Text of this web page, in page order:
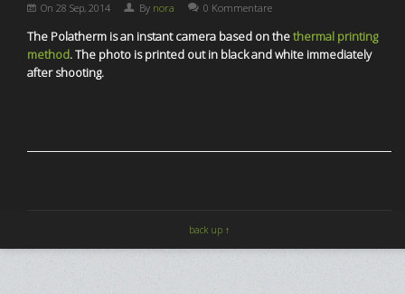
On 28 Sep, 2014 By nora 0 Kommentare
The Polatherm is an instant camera based on thethermal printing
method. The photo is printed out in black and white immediately
after shooting.
back up ↑